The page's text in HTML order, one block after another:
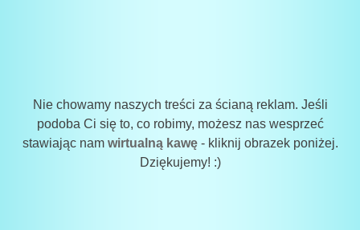
Nie chowamy naszych treści za ścianą reklam. Jeśli
podoba Ci się to, co robimy, możesz nas wesprzeć
stawiając nam wirtualną kawę- kliknij obrazek poniżej.
Dziękujemy! :)